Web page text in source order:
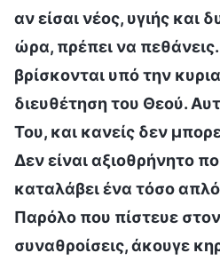
αν είσαι νέος, υγιής και
ώρα, πρέπει να
βρίσκονται υπό την
διευθέτηση του Θεού.
Του, και κανείς δεν
Δεν είναι αξιοθρήνητο
καταλάβει ένα τόσο
Παρόλο που πίστευε
συναθροίσεις, άκουγε